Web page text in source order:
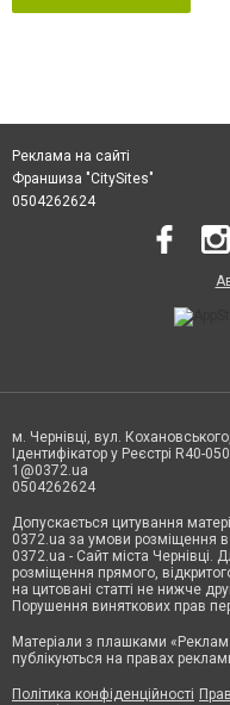
Реклама на сайті
Франшиза "CitySites"
0504262624
м. Чернівці, вул.
Ідентифікатор у Реєстрі R40-
1@0372.ua
0504262624
Допускається цитування
0372.ua за умови розміщення
0372.ua - Сайт міста Чернівці.
розміщення прямого,
на цитовані статті не нижче
Порушення виняткових прав
Матеріали з плашками
публікуються на правах
Політика конфіденційності